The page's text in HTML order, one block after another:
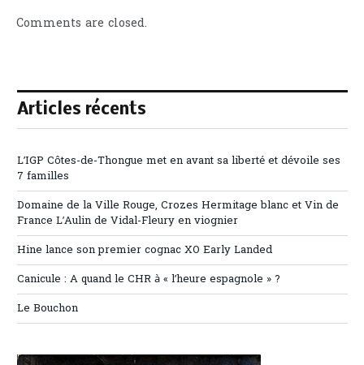
Comments are closed.
Articles récents
L’IGP Côtes-de-Thongue met en avant sa liberté et dévoile ses
7 familles
Domaine de la Ville Rouge, Crozes Hermitage blanc et Vin de
France L’Aulin de Vidal-Fleury en viognier
Hine lance son premier cognac XO Early Landed
Canicule : A quand le CHR à « l’heure espagnole » ?
Le Bouchon